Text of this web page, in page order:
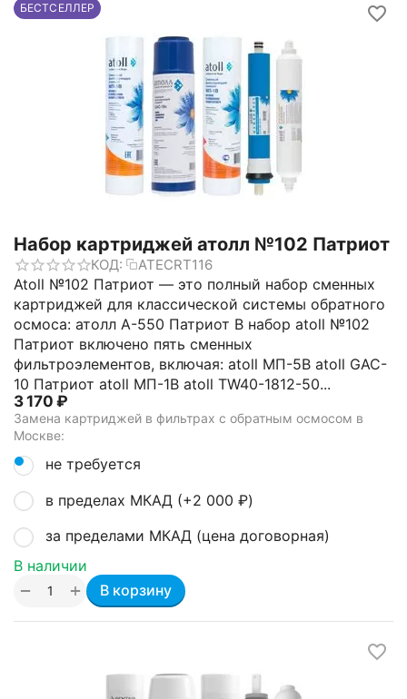
БЕСТСЕЛЛЕР
Набор картриджей атолл №102 Патриот
КОД: ATECRT116
Atoll №102 Патриот — это полный набор сменных
картриджей для классической системы обратного
осмоса: атолл A-550 Патриот В набор atoll №102
Патриот включено пять сменных
фильтроэлементов, включая: atoll МП-5В atoll GAC-
10 Патриот atoll МП-1В atoll TW40-1812-50...
3 170 ₽
Замена картриджей в фильтрах с обратным осмосом в
Москве:
не требуется
в пределах МКАД (+2 000 ₽)
за пределами МКАД (цена договорная)
В наличии
+
− В корзину